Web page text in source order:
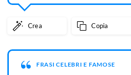
Crea Copia
FRASI CELEBRI E FAMOSE